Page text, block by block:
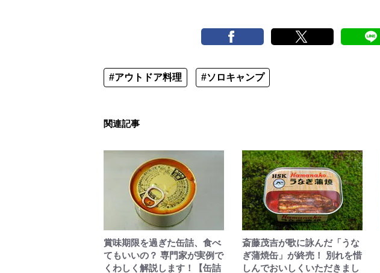
#アウトドア料理 #ソロキャンプ
関連記事
賞味期限を過ぎた缶詰、食べ
てもいいの？ 専門家が実例で
くわしく解説します！【缶詰
斎藤茂吉が歌に詠んだ「うな
ぎ蒲焼缶」が終売！ 別れを惜
しんでおいしくいただきまし